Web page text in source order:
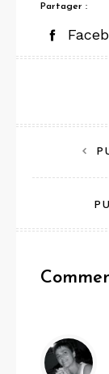
Partager :
de
l’article